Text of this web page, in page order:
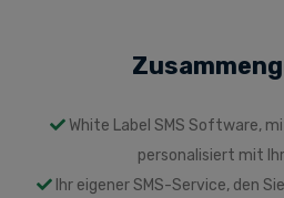
White Label SMS Software,
personalisiert mit
Ihr eigener SMS-Service, den